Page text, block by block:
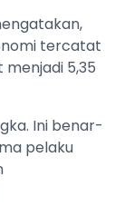
tercatat
5,35
Ini benar-
pelaku